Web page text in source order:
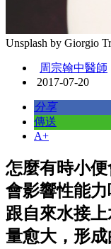
Unsplash by Giorgio
周宗翰中醫師
2017-07-20
分享
傳送
A+
怎麼有時小
會影響性能力
跟自來水接
量愈大，形